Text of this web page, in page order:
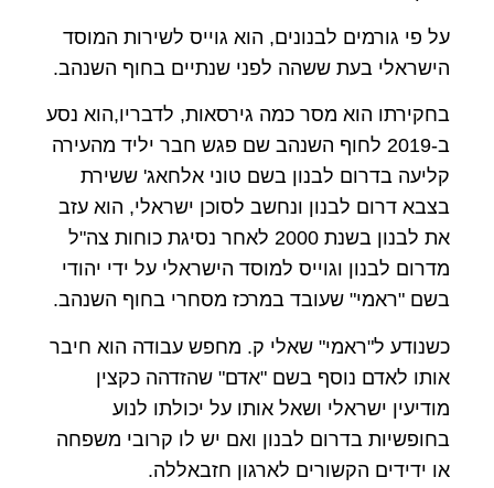
על פי גורמים לבנונים, הוא גוייס לשירות המוסד
הישראלי בעת ששהה לפני שנתיים בחוף השנהב.
בחקירתו הוא מסר כמה גירסאות, לדבריו,הוא נסע
ב-2019 לחוף השנהב שם פגש חבר יליד מהעירה
קליעה בדרום לבנון בשם טוני אלחאג' ששירת
בצבא דרום לבנון ונחשב לסוכן ישראלי, הוא עזב
את לבנון בשנת 2000 לאחר נסיגת כוחות צה"ל
מדרום לבנון וגוייס למוסד הישראלי על ידי יהודי
בשם "ראמי" שעובד במרכז מסחרי בחוף השנהב.
כשנודע ל"ראמי" שאלי ק. מחפש עבודה הוא חיבר
אותו לאדם נוסף בשם "אדם" שהזדהה כקצין
מודיעין ישראלי ושאל אותו על יכולתו לנוע
בחופשיות בדרום לבנון ואם יש לו קרובי משפחה
או ידידים הקשורים לארגון חזבאללה.